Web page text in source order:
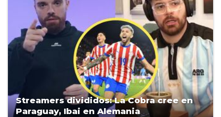
Streamers divididos: La Cobra cree en
Paraguay, Ibai en Alemania